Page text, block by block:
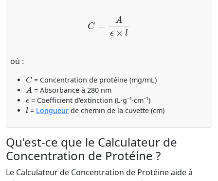
×
où :
= Concentration de protéine (mg/mL)
A
= Absorbance à 280 nm
ϵ
= Coefficient d'extinction (L·g⁻¹·cm⁻¹)
l
= Longueur de chemin de la cuvette (cm)
Qu'est-ce que le Calculateur de
Concentration de Protéine ?
Le Calculateur de Concentration de Protéine aide à